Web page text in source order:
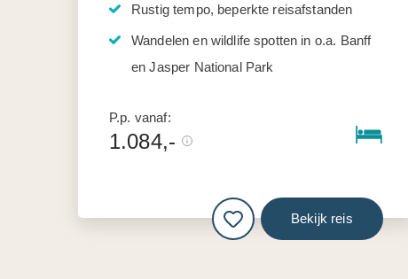
Rustig tempo, beperkte reisafstanden
Wandelen en wildlife spotten in o.a. Banff
en Jasper National Park
P.p. vanaf:
1.084,-
Bekijk reis